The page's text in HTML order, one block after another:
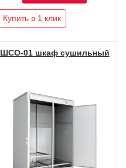
Купить в 1 клик
ШСО-01 шкаф сушильный